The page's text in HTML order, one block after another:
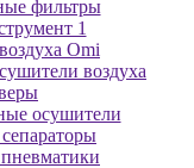
фильтры
1
Omi
воздуха
осушители